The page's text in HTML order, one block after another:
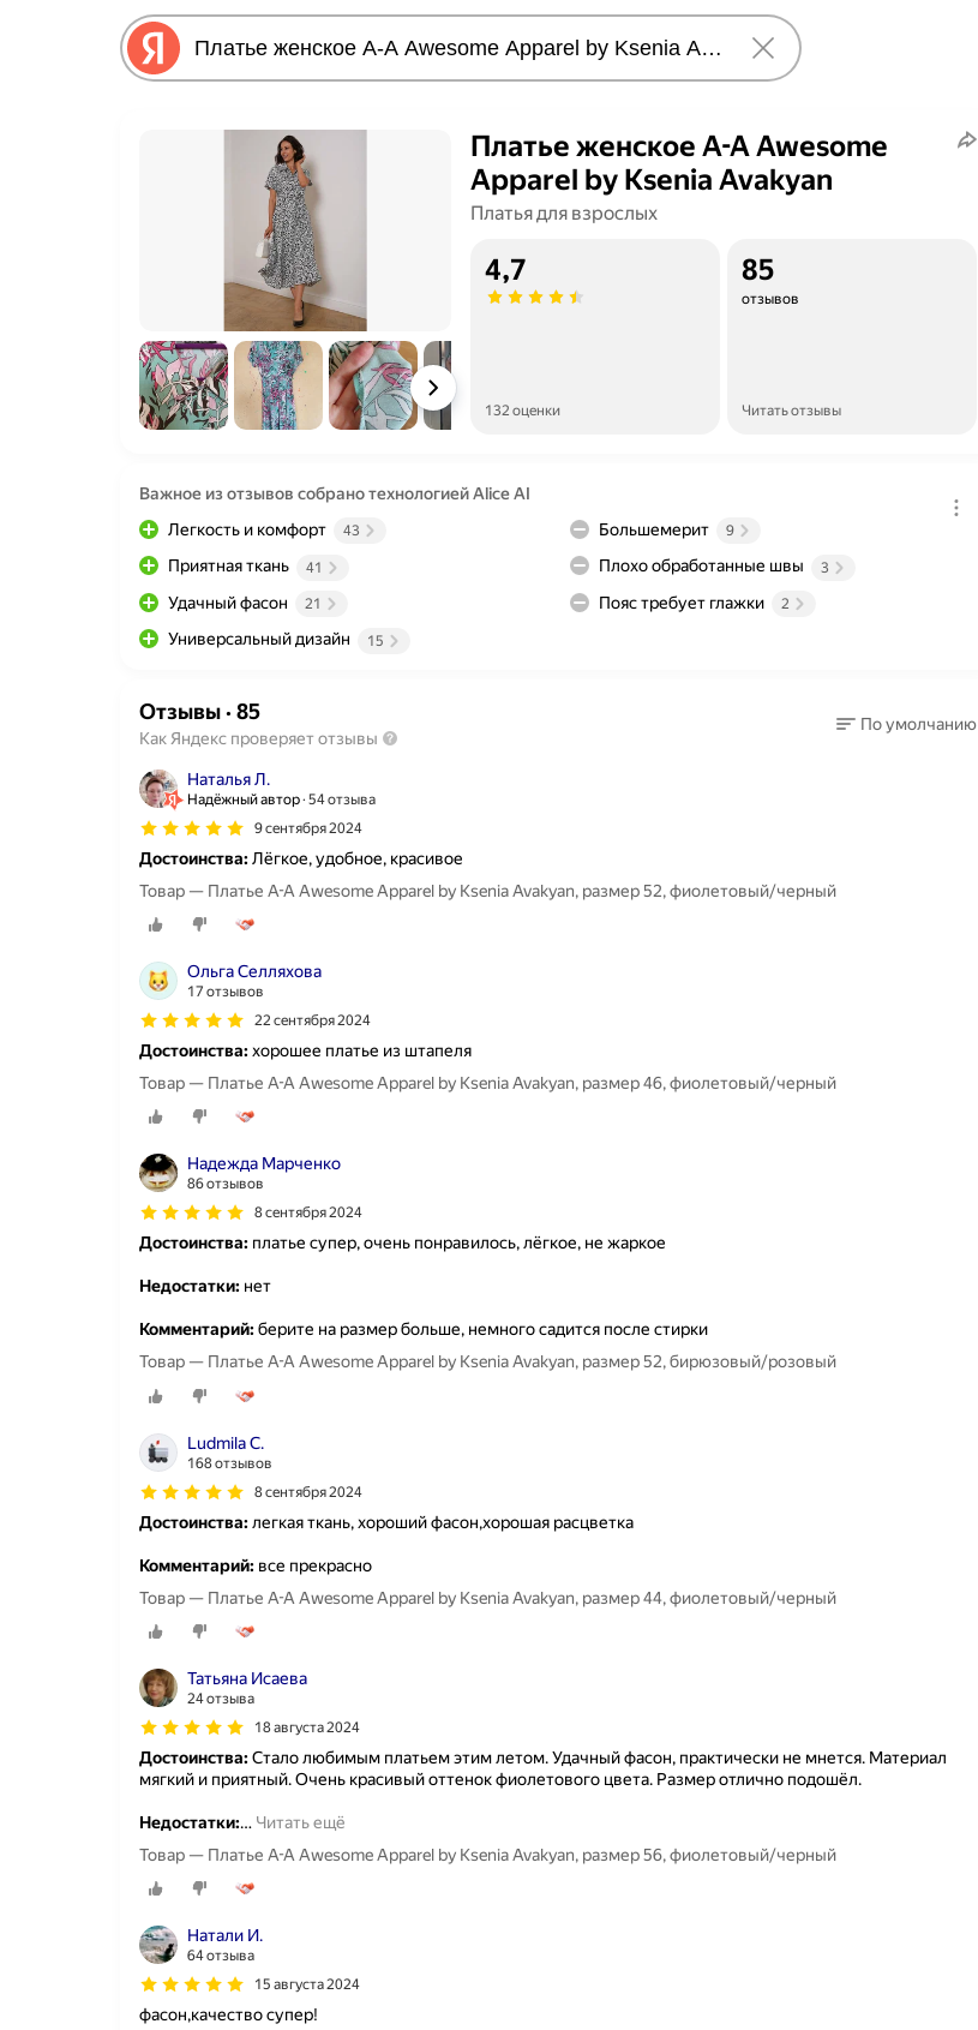
Платье женское A-A Awesome
Apparel by Ksenia Avakyan
Платья для взрослых
4,7
132 оценки
85
отзывов
Читать отзывы
Важное из отзывов собрано технологией Alice AI
Легкость и комфорт
43
Приятная ткань 41
Удачный фасон 21
Универсальный дизайн 15
Большемерит 9
Плохо обработанные швы 3
Пояс требует глажки 2
Отзывы· 85
Как Яндекс проверяет отзывы
По умолчанию
Наталья Л.
Надёжный автор 54 отзыва
9 сентября 2024
Достоинства:Лёгкое, удобное, красивое
Товар — Платье A-A Awesome Apparel by Ksenia Avakyan, размер 52, фиолетовый/черный
Ольга Селляхова
17 отзывов
22 сентября 2024
Достоинства:хорошее платье из штапеля
Товар — Платье A-A Awesome Apparel by Ksenia Avakyan, размер 46, фиолетовый/черный
Надежда Марченко
86 отзывов
8 сентября 2024
Достоинства: платье супер, очень понравилось, лёгкое, не жаркое
Недостатки: нет
Комментарий:берите на размер больше, немного садится после стирки
Товар — Платье A-A Awesome Apparel by Ksenia Avakyan, размер 52, бирюзовый/розовый
Ludmila C.
168 отзывов
8 сентября 2024
Достоинства:легкая ткань, хороший фасон,хорошая расцветка
Комментарий: все прекрасно
Товар — Платье A-A Awesome Apparel by Ksenia Avakyan, размер 44, фиолетовый/черный
Татьяна Исаева
24 отзыва
18 августа 2024
Достоинства:Стало любимым платьем этим летом. Удачный фасон, практически не мнется. Материал
мягкий и приятный. Очень красивый оттенок фиолетового цвета. Размер отлично подошёл.
Недостатки:… Читать ещё
Товар — Платье A-A Awesome Apparel by Ksenia Avakyan, размер 56, фиолетовый/черный
Натали И.
64 отзыва
15 августа 2024
фасон,качество супер!